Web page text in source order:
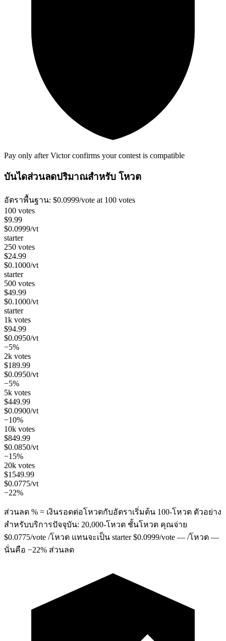
Pay only after Victor confirms your contest is compatible
บันไดส่วนลดปริมาณสำหรับ โหวต
อัตราพื้นฐาน: $0.0999/vote at 100 votes
100 votes
$9.99
$0.0999/vt
starter
250 votes
$24.99
$0.1000/vt
starter
500 votes
$49.99
$0.1000/vt
starter
1k votes
$94.99
$0.0950/vt
−5%
2k votes
$189.99
$0.0950/vt
−5%
5k votes
$449.99
$0.0900/vt
−10%
10k votes
$849.99
$0.0850/vt
−15%
20k votes
$1549.99
$0.0775/vt
−22%
ส่วนลด % = เงินรอดต่อโหวตกับอัตราเริ่มต้น 100-โหวต ตัวอย่าง
สำหรับบริการปัจจุบัน: 20,000-โหวต ชั้นโหวต คุณจ่าย
$0.0775/vote /โหวต แทนจะเป็น starter$0.0999/vote — /โหวต —
นั่นคือ −22% ส่วนลด